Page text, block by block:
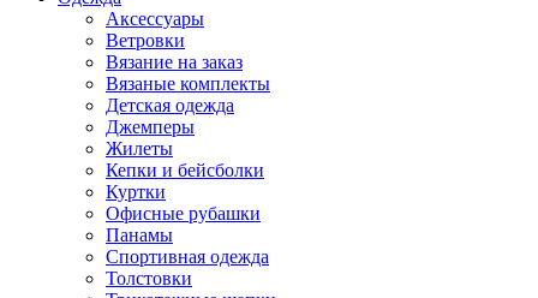
Аксессуары
Ветровки
Вязание на заказ
Вязаные комплекты
Детская одежда
Джемперы
Жилеты
Кепки и бейсболки
Куртки
Офисные рубашки
Панамы
Спортивная одежда
Толстовки